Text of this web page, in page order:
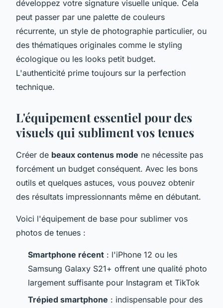
développez votre signature visuelle unique. Cela
peut passer par une palette de couleurs
récurrente, un style de photographie particulier, ou
des thématiques originales comme le styling
écologique ou les looks petit budget.
L'authenticité prime toujours sur la perfection
technique.
L'équipement essentiel pour des
visuels qui subliment vos tenues
Créer de beaux contenus mode ne nécessite pas
forcément un budget conséquent. Avec les bons
outils et quelques astuces, vous pouvez obtenir
des résultats impressionnants même en débutant.
Voici l'équipement de base pour sublimer vos
photos de tenues :
Smartphone récent : l'iPhone 12 ou les
Samsung Galaxy S21+ offrent une qualité photo
largement suffisante pour Instagram et TikTok
Trépied smartphone : indispensable pour des